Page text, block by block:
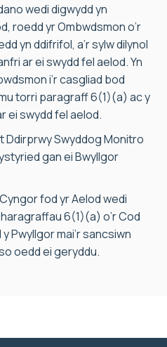
wedi digwydd yn
roedd yr Ombwdsmon o’r
yn ddifrifol, a’r sylw dilynol
ar ei swydd fel aelod. Yn
i’r casgliad bod
torri paragraff 6(1)(a) ac y
ei swydd fel aelod.
Ddirprwy Swyddog Monitro
gan ei Bwyllgor
fod yr Aelod wedi
6(1)(a) o’r Cod
Pwyllgor mai’r sancsiwn
oedd ei geryddu.